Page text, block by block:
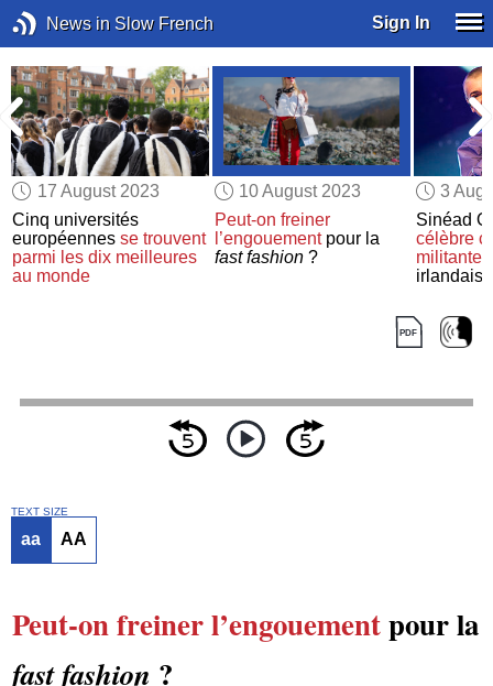
News in Slow French Sign In
17 August 2023
Cinq universités
européennesse trouvent
parmi les dix meilleures
au monde
10 August 2023
Peut-on freiner
l’engouementpour la
fast fashion?
3
Sinéad
célèbre
militante
TEXT SIZE
aa AA
Peut-on freinerl’engouementpour la
fast fashion ?